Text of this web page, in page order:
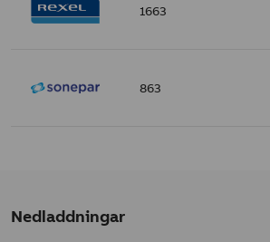
1663
863
Nedladdningar